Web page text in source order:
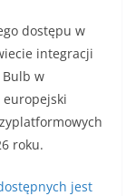
dostępu w
integracji
Bulb w
europejski
roku.
jest